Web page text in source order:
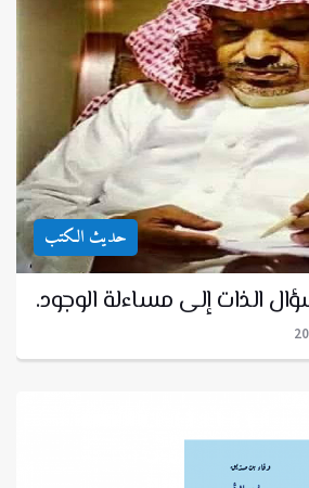
حديث الكتب
الذات إلى مساءلة الوجود.